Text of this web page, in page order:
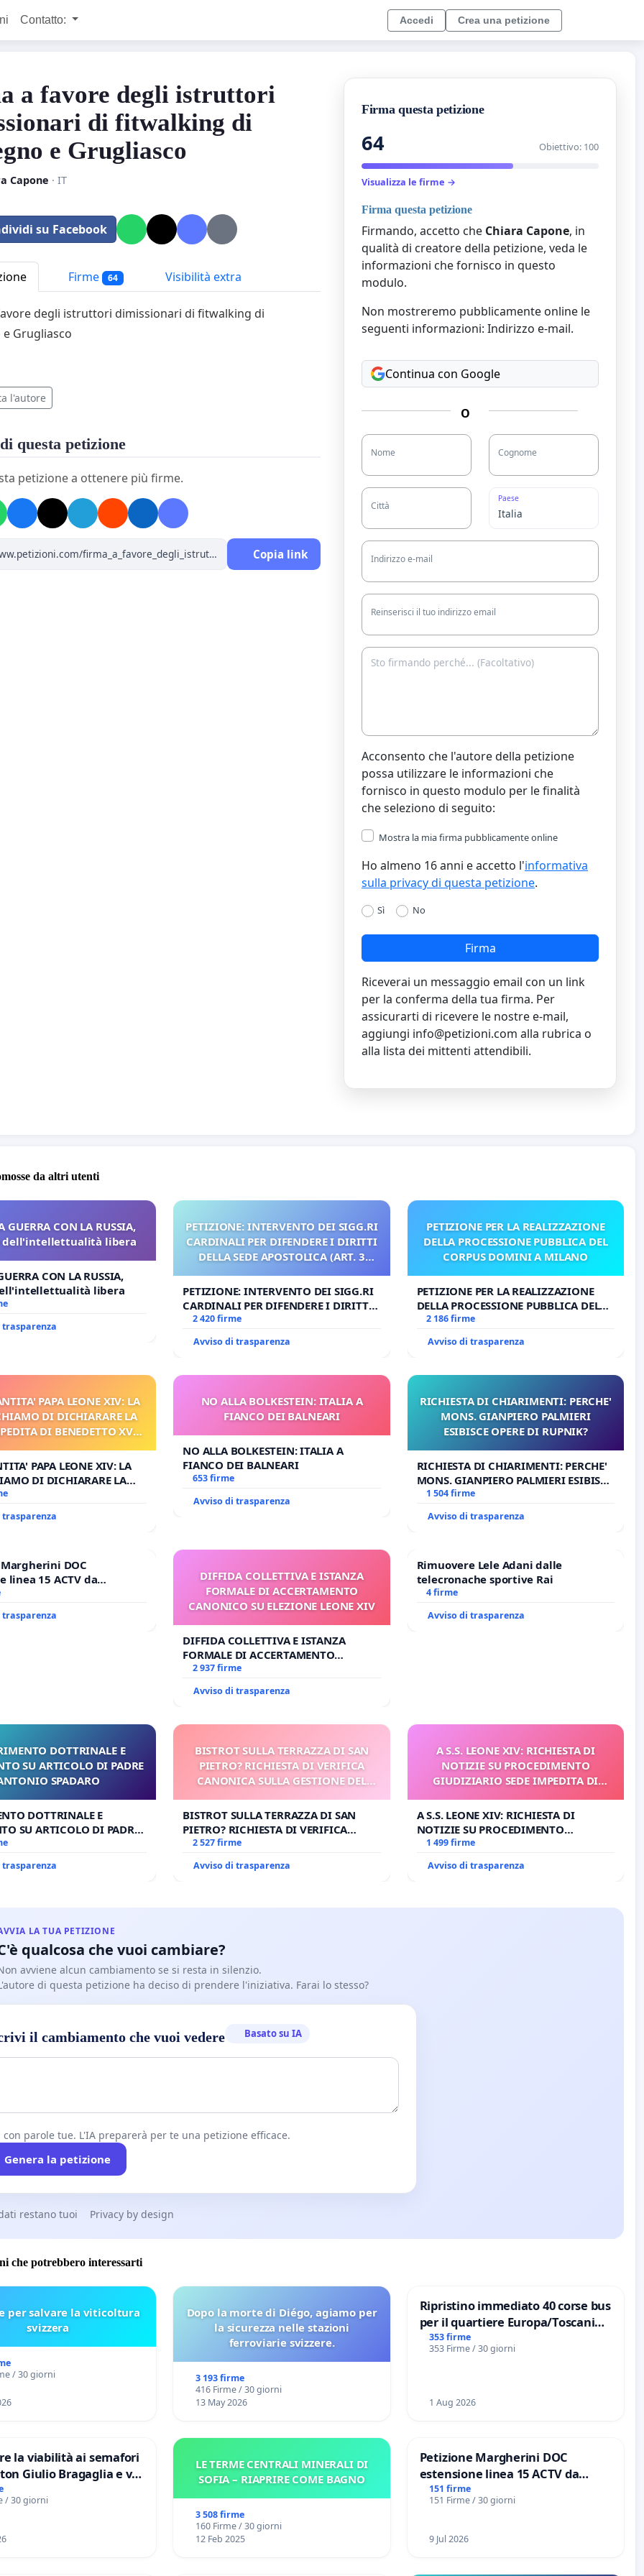
Contatto: Accedi Crea una petizione
a favore degli istruttori
di fitwalking di
e Grugliasco
Capone · IT
su Facebook
Firme 64 Visibilità extra
degli istruttori dimissionari di fitwalking di
e Grugliasco
l'autore
questa petizione
petizione a ottenere più firme.
Copia link
Firma questa petizione
64 Obiettivo: 100
Visualizza le firme →
Firma questa petizione
Firmando, accetto che Chiara Capone, in
qualità di creatore della petizione, veda le
informazioni che fornisco in questo
modulo.
Non mostreremo pubblicamente online le
seguenti informazioni: Indirizzo e-mail.
Continua con Google
O
Nome Cognome
Città
Paese
Indirizzo e-mail
Reinserisci il tuo indirizzo email
Acconsento che l'autore della petizione
possa utilizzare le informazioni che
fornisco in questo modulo per le finalità
che seleziono di seguito:
Mostra la mia firma pubblicamente online
Ho almeno 16 anni e accetto l'informativa
sulla privacy di questa petizione.
Sì No
Firma
Riceverai un messaggio email con un link
per la conferma della tua firma. Per
assicurarti di ricevere le nostre e-mail,
aggiungi info@petizioni.com alla rubrica o
alla lista dei mittenti attendibili.
da altri utenti
GUERRA CON LA RUSSIA,
dell'intellettualità libera
CON LA RUSSIA,
libera
trasparenza
PETIZIONE: INTERVENTO DEI SIGG.RI
CARDINALI PER DIFENDERE I DIRITTI
DELLA SEDE APOSTOLICA (ART. 3
PETIZIONE: INTERVENTO DEI SIGG.RI
CARDINALI PER DIFENDERE I DIRITTI
DELLA SEDE APOSTOLICA (ART. 3 UDG)
2 420 firme
Avviso di trasparenza
PETIZIONE PER LA REALIZZAZIONE
DELLA PROCESSIONE PUBBLICA DEL
CORPUS DOMINI A MILANO
PETIZIONE PER LA REALIZZAZIONE
DELLA PROCESSIONE PUBBLICA DEL
CORPUS DOMINI A MILANO
2 186 firme
Avviso di trasparenza
PAPA LEONE XIV: LA
DI DICHIARARE LA
DI BENEDETTO XVI
PROCESSO
PAPA LEONE XIV: LA
DI DICHIARARE LA
DI BENEDETTO XVI
trasparenza
NO ALLA BOLKESTEIN: ITALIA A
FIANCO DEI BALNEARI
NO ALLA BOLKESTEIN: ITALIA A
FIANCO DEI BALNEARI
653 firme
Avviso di trasparenza
RICHIESTA DI CHIARIMENTI: PERCHE'
MONS. GIANPIERO PALMIERI
ESIBISCE OPERE DI RUPNIK?
RICHIESTA DI CHIARIMENTI: PERCHE'
MONS. GIANPIERO PALMIERI ESIBISCE
OPERE DI RUPNIK?
1 504 firme
Avviso di trasparenza
DOC
linea 15 ACTV da
S. Antonio
trasparenza
DIFFIDA COLLETTIVA E ISTANZA
FORMALE DI ACCERTAMENTO
CANONICO SU ELEZIONE LEONE XIV
DIFFIDA COLLETTIVA E ISTANZA
FORMALE DI ACCERTAMENTO
CANONICO SU ELEZIONE LEONE XIV
2 937 firme
Avviso di trasparenza
Rimuovere Lele Adani dalle
telecronache sportive Rai
4 firme
Avviso di trasparenza
DOTTRINALE E
SU ARTICOLO DI PADRE
SPADARO
DOTTRINALE E
SU ARTICOLO DI PADRE
trasparenza
BISTROT SULLA TERRAZZA DI SAN
PIETRO? RICHIESTA DI VERIFICA
CANONICA SULLA GESTIONE DEL
BISTROT SULLA TERRAZZA DI SAN
PIETRO? RICHIESTA DI VERIFICA
CANONICA SULLA GESTIONE DEL
2 527 firme
Avviso di trasparenza
A S.S. LEONE XIV: RICHIESTA DI
NOTIZIE SU PROCEDIMENTO
GIUDIZIARIO SEDE IMPEDITA DI
A S.S. LEONE XIV: RICHIESTA DI
NOTIZIE SU PROCEDIMENTO
GIUDIZIARIO SEDE IMPEDITA DI
1 499 firme
Avviso di trasparenza
LA TUA PETIZIONE
qualcosa che vuoi cambiare?
avviene alcun cambiamento se si resta in silenzio.
di questa petizione ha deciso di prendere l'iniziativa. Farai lo stesso?
il cambiamento che vuoi vedere Basato su IA
con parole tue. L'IA preparerà per te una petizione efficace.
Genera la petizione
restano tuoi Privacy by design
che potrebbero interessarti
per salvare la viticoltura
svizzera
/ 30 giorni
Dopo la morte di Diégo, agiamo per
la sicurezza nelle stazioni
ferroviarie svizzere.
3 193 firme
416 Firme / 30 giorni
13 May 2026
Ripristino immediato 40 corse bus
per il quartiere Europa/Toscanini
di Aprilia
353 firme
353 Firme / 30 giorni
1 Aug 2026
la viabilità ai semafori
e via
DI ROMA
/ 30 giorni
LE TERME CENTRALI MINERALI DI
SOFIA – RIAPRIRE COME BAGNO
3 508 firme
160 Firme / 30 giorni
12 Feb 2025
Petizione Margherini DOC
estensione linea 15 ACTV da
Marghera P.zza S. Antonio
all'aeroporto Marco Polo tariffa a
151 firme
151 Firme / 30 giorni
9 Jul 2026